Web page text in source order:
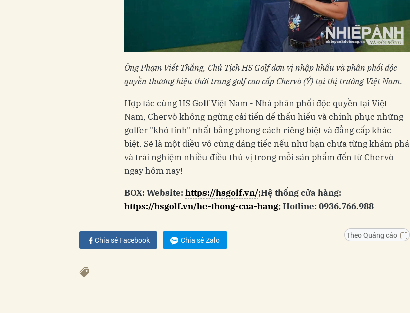
Ông Phạm Viết Thắng, Chủ Tịch HS Golf đơn vị nhập khẩu và phân phối độc
quyền thương hiệu thời trang golf cao cấp Chervò (Ý) tại thị trường Việt Nam.
Hợp tác cùng HS Golf Việt Nam - Nhà phân phối độc quyền tại Việt
Nam, Chervò không ngừng cải tiến để thấu hiểu và chinh phục những
golfer "khó tính" nhất bằng phong cách riêng biệt và đẳng cấp khác
biệt. Sẽ là một điều vô cùng đáng tiếc nếu như bạn chưa từng khám phá
và trải nghiệm nhiều điều thú vị trong mỗi sản phẩm đến từ Chervò
ngay hôm nay!
BOX: Website: https://hsgolf.vn/;Hệ thống cửa hàng:
https://hsgolf.vn/he-thong-cua-hang; Hotline: 0936.766.988
Theo Quảng cáo
Chia sẻ Facebook Chia sẻ Zalo